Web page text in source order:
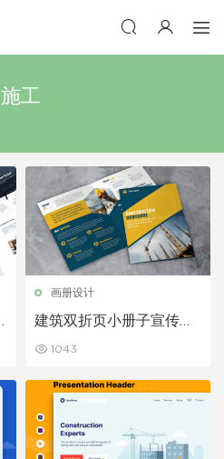
施工
画册设计
建筑双折页小册子宣传手
1043